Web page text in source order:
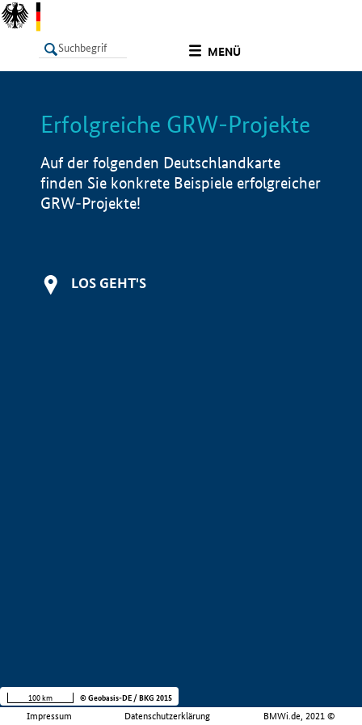
MENÜ
LISTE Info
Erfolgreiche GRW-Projekte
Auf der folgenden Deutschlandkarte
finden Sie konkrete Beispiele erfolgreicher
GRW-Projekte!
LOS GEHT'S
Impressum Datenschutzerklärung BMWi.de, 2021 ©
100 km © Geobasis-DE / BKG 2015